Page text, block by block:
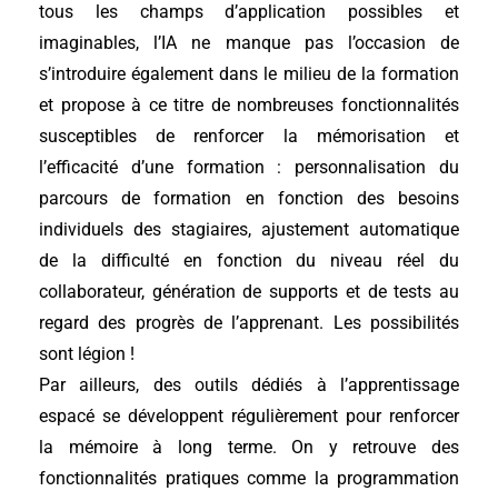
tous les champs d’application possibles et
imaginables, l’IA ne manque pas l’occasion de
s’introduire également dans le milieu de la formation
et propose à ce titre de nombreuses fonctionnalités
susceptibles de renforcer la mémorisation et
l’efficacité d’une formation : personnalisation du
parcours de formation en fonction des besoins
individuels des stagiaires, ajustement automatique
de la difficulté en fonction du niveau réel du
collaborateur, génération de supports et de tests au
regard des progrès de l’apprenant. Les possibilités
sont légion !
Par ailleurs, des outils dédiés à l’apprentissage
espacé se développent régulièrement pour renforcer
la mémoire à long terme. On y retrouve des
fonctionnalités pratiques comme la programmation